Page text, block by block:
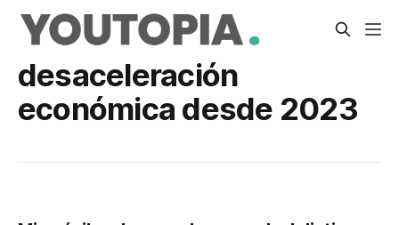
desaceleración
económica desde 2023